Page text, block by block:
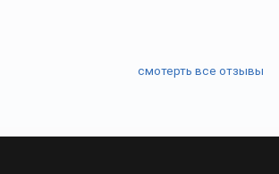
смотерть все отзывы